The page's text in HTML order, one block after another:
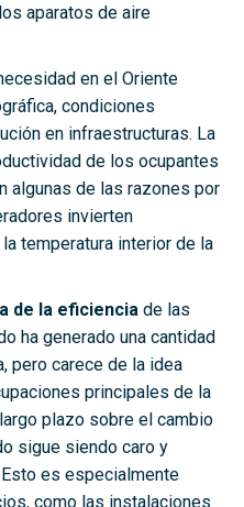
aparatos de aire
en el Oriente
condiciones
en infraestructuras. La
de los ocupantes
algunas de las razones por
invierten
temperatura interior de la
de la eficiencia de las
ha generado una cantidad
pero carece de la idea
principales de la
plazo sobre el cambio
sigue siendo caro y
es especialmente
como las instalaciones